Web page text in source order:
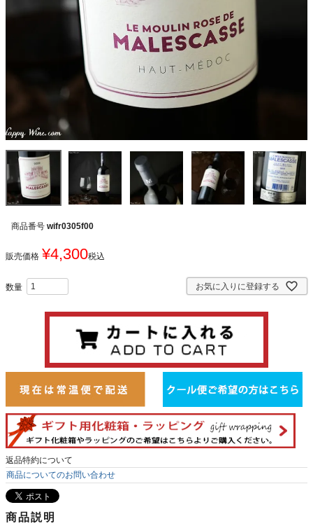
商品番号 wifr0305f00
販売価格 ¥4,300税込
お気に入りに登録する
返品特約について
商品についてのお問い合わせ
商品説明